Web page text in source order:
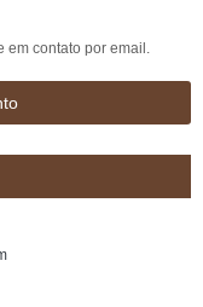
em contato por email.